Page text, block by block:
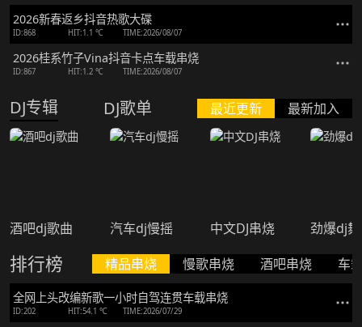
2026新春返乡抖音热歌大碟
ID:868 HIT:1.1 ℃ TIME:2026/08/07
2026桂系竹子Vina抖音卡点车载串烧
ID:867 HIT:1.2 ℃ TIME:2026/08/07
DJ专辑 DJ歌单 最近更新 最新加入
酒吧dj歌曲 汽车dj慢摇 中文DJ串烧 劲爆dj
排行榜 精品串烧 慢歌串烧 酒吧串烧 车
全网上头改编新歌一小时自驾连贯车载串烧
ID:202 HIT:54.1 ℃ TIME:2026/07/29